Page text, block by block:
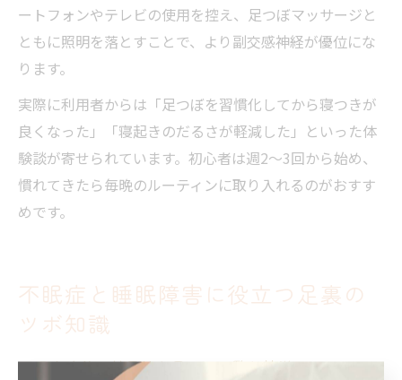
ートフォンやテレビの使用を控え、足つぼマッサージと
ともに照明を落とすことで、より副交感神経が優位にな
ります。
実際に利用者からは「足つぼを習慣化してから寝つきが
良くなった」「寝起きのだるさが軽減した」といった体
験談が寄せられています。初心者は週2～3回から始め、
慣れてきたら毎晩のルーティンに取り入れるのがおすす
めです。
不眠症と睡眠障害に役立つ足裏の
ツボ知識
不眠症改善に効果的な足つぼ一覧と特徴